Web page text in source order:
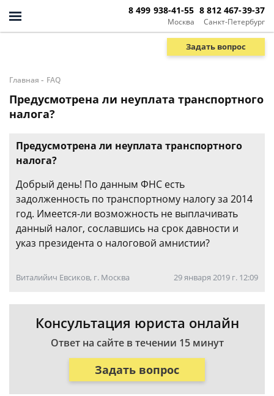
Москва
8 499 938-41-55
Санкт-Петербург
8 812 467-39-37
Задать вопрос
Главная - FAQ
Предусмотрена ли неуплата транспортного
налога?
Предусмотрена ли неуплата транспортного
налога?
Добрый день! По данным ФНС есть
задолженность по транспортному налогу за 2014
год. Имеется-ли возможность не выплачивать
данный налог, сославшись на срок давности и
указ президента о налоговой амнистии?
Виталийич Евсиков, г. Москва 29 января 2019 г. 12:09
Консультация юриста онлайн
Ответ на сайте в течении 15 минут
Задать вопрос